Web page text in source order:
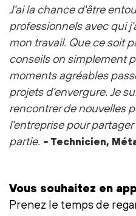
J'ai la chance d'être
professionnels avec qui
mon travail. Que ce soit
conseils on simplement
moments agréables
projets d'envergure. Je
rencontrer de nouvelles
l'entreprise pour
partie. - Technicien,
Vous souhaitez en
Prenez le temps de